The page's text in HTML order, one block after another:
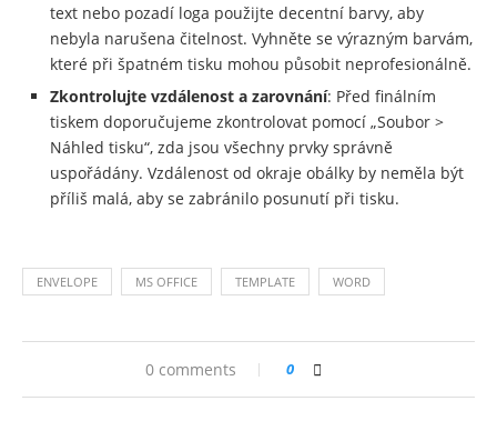
text nebo pozadí loga použijte decentní barvy, aby
nebyla narušena čitelnost. Vyhněte se výrazným barvám,
které při špatném tisku mohou působit neprofesionálně.
Zkontrolujte vzdálenost a zarovnání: Před finálním
tiskem doporučujeme zkontrolovat pomocí „Soubor >
Náhled tisku“, zda jsou všechny prvky správně
uspořádány. Vzdálenost od okraje obálky by neměla být
příliš malá, aby se zabránilo posunutí při tisku.
ENVELOPE MS OFFICE TEMPLATE WORD
0 comments 0